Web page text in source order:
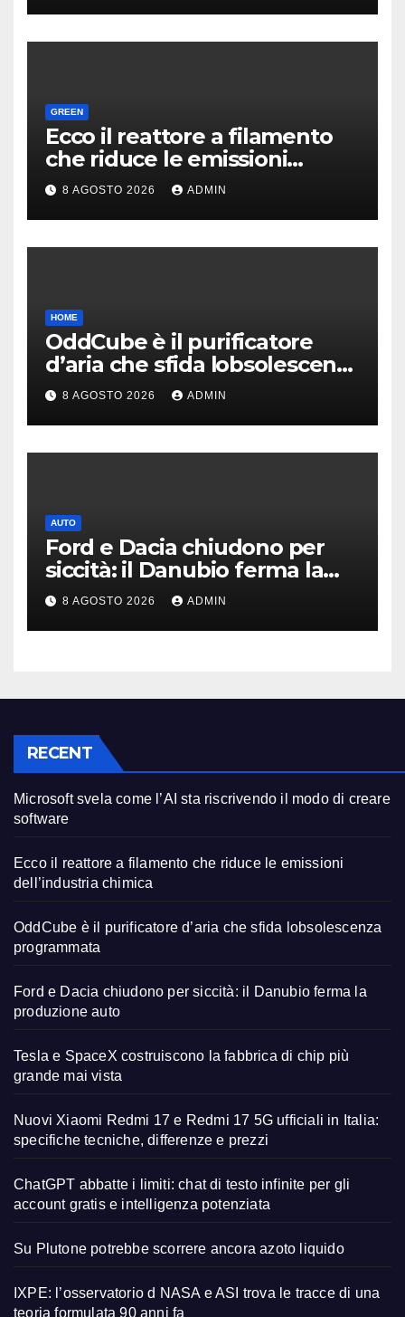
GREEN
Ecco il reattore a filamento
che riduce le emissioni
dell’industria chimica
8 AGOSTO 2026 ADMIN
HOME
OddCube è il purificatore
d’aria che sfida lobsolescenza
programmata
8 AGOSTO 2026 ADMIN
AUTO
Ford e Dacia chiudono per
siccità: il Danubio ferma la
produzione auto
8 AGOSTO 2026 ADMIN
RECENT
Microsoft svela come l’AI sta riscrivendo il modo di creare
software
Ecco il reattore a filamento che riduce le emissioni
dell’industria chimica
OddCube è il purificatore d’aria che sfida lobsolescenza
programmata
Ford e Dacia chiudono per siccità: il Danubio ferma la
produzione auto
Tesla e SpaceX costruiscono la fabbrica di chip più
grande mai vista
Nuovi Xiaomi Redmi 17 e Redmi 17 5G ufficiali in Italia:
specifiche tecniche, differenze e prezzi
ChatGPT abbatte i limiti: chat di testo infinite per gli
account gratis e intelligenza potenziata
Su Plutone potrebbe scorrere ancora azoto liquido
IXPE: l’osservatorio d NASA e ASI trova le tracce di una
teoria formulata 90 anni fa